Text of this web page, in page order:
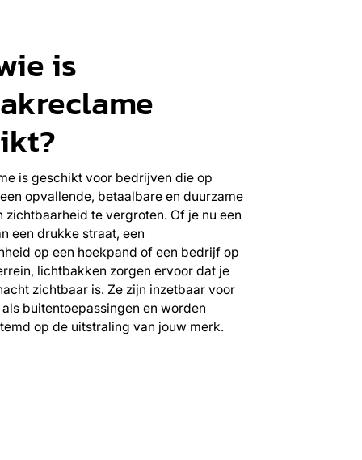
is
is geschikt voor bedrijven die op
opvallende, betaalbare en duurzame
zichtbaarheid te vergroten. Of je nu een
een drukke straat, een
op een hoekpand of een bedrijf op
lichtbakken zorgen ervoor dat je
zichtbaar is. Ze zijn inzetbaar voor
buitentoepassingen en worden
op de uitstraling van jouw merk.